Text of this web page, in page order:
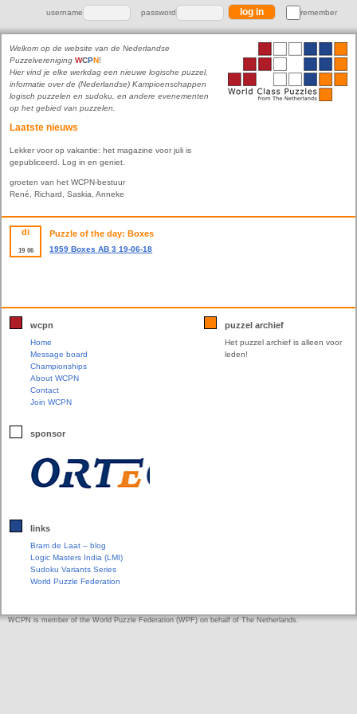
username password remember
Welkom op de website van de Nederlandse
Puzzelvereniging WCPN!
Hier vind je elke werkdag een nieuwe logische puzzel,
informatie over de (Nederlandse) Kampioenschappen
logisch puzzelen en sudoku, en andere evenementen
op het gebied van puzzelen.
Laatste nieuws
Lekker voor op vakantie: het magazine voor juli is
gepubliceerd. Log in en geniet.
groeten van het WCPN-bestuur
René, Richard, Saskia, Anneke
di
19 06
Puzzle of the day: Boxes
1959 Boxes AB 3 19-06-18
wcpn
Home
Message board
Championships
About WCPN
Contact
Join WCPN
sponsor
links
Bram de Laat – blog
Logic Masters India (LMI)
Sudoku Variants Series
World Puzzle Federation
puzzel archief
Het puzzel archief is alleen voor
leden!
WCPN is member of the World Puzzle Federation (WPF) on behalf of The Netherlands.